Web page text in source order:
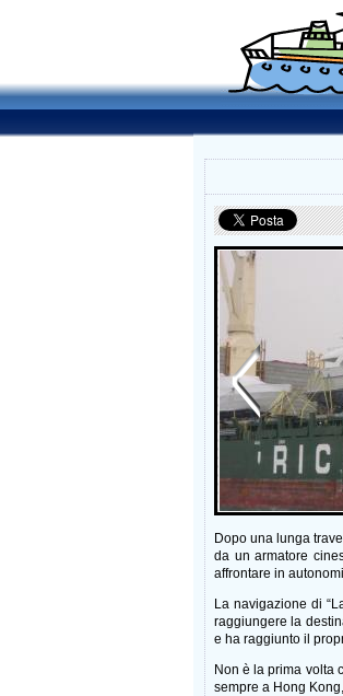
Dopo una lunga
da un armatore
affrontare in
La navigazione di
raggiungere la
e ha raggiunto il
Non è la prima volta
sempre a Hong